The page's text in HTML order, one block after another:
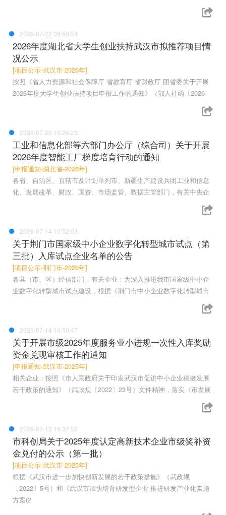
2026-07-22 09:50:54
2026年度湖北省大学生创业扶持武汉市拟推荐项目情
况公示
[项目公示-武汉市-2026年]
按照《省人力资源和社会保障厅 省教育厅 省财政厅 团省委关于开展
2026年度大学生创业扶持项目申报工作的通知》（鄂人社函〔2026
2026-07-20 10:26:23
工业和信息化部等六部门办公厅（综合司）关于开展
2026年度智能工厂梯度培育行动的通知
[申报通知-湖北省-2026年]
各省、自治区、直辖市及计划单列市、新疆生产建设兵团工业和信息
化、发展改革、财政、国资、市场监管、数据主管部门，有关中央企
2026-07-14 10:52:03
关于荆门市国家级中小企业数字化转型城市试点（第
三批）入库试点企业名单的公告
[项目公示-荆门市-2026年]
各县（市、区）经信部门，有关企业：为深入推进我市国家级中小企
业数字化转型城市试点建设，根据《荆门市中小企业数字化转型城市
2026-07-14 10:50:47
关于开展市级2025年度服务业小进规一次性入库奖励
资金兑现审核工作的通知
[申报通知-武汉市-2025年]
相关企业：按照《市人民政府关于印发武汉市促进中小企业稳健发展
若干政策的通知》（武政规〔2022〕23号）文件精神，落实《市发展
2026-07-13 15:37:52
市科创局关于2025年度认定高新技术企业市级奖补资
金兑付的公示（第一批）
[项目公示-武汉市-2025年]
根据《武汉市进一步加快创新发展的若干政策措施》（武政规
〔2022〕5号）和《武汉市加快培育研发型企业 推进研发产业化实施
方案(2